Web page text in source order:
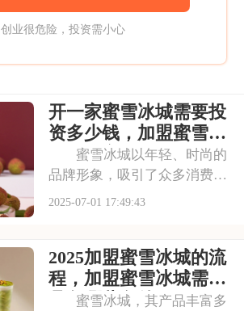
创业很危险，投资需小心
开一家蜜雪冰城需要投
资多少钱，加盟蜜雪冰
城成本高吗
蜜雪冰城以年轻、时尚的
品牌形象，吸引了众多消费者
的目光。其成熟的运营模式和
冰城需要投入多少费用呢？以
下是开一家蜜雪冰城需要投资
多少钱，加盟蜜雪冰
2025-07-01 17:49:43
2025加盟蜜雪冰城的流
程，加盟蜜雪冰城需要
具备哪些条件
蜜雪冰城，其产品丰富多